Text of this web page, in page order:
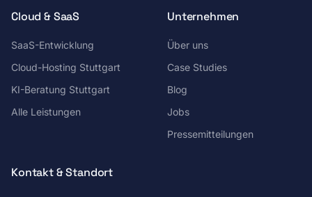
Cloud & SaaS
SaaS-Entwicklung
Cloud-Hosting Stuttgart
KI-Beratung Stuttgart
Alle Leistungen
Unternehmen
Über uns
Case Studies
Blog
Jobs
Pressemitteilungen
Kontakt & Standort